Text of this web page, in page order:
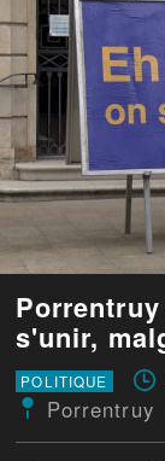
s'unir,
POLITIQUE
Porrentruy